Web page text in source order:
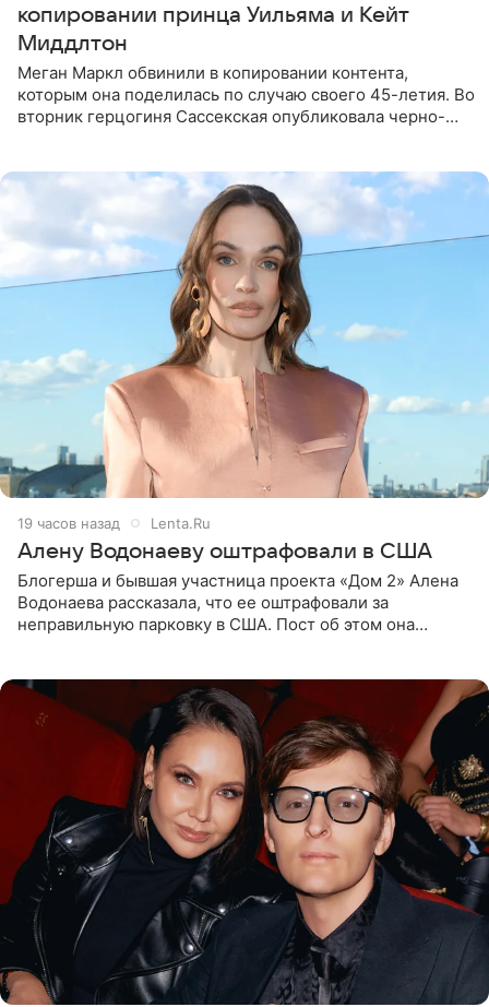
копировании принца Уильяма и Кейт
Миддлтон
Меган Маркл обвинили в копировании контента,
которым она поделилась по случаю своего 45-летия. Во
вторник герцогиня Сассекская опубликовала черно-
19 часов назад Lenta.Ru
Алену Водонаеву оштрафовали в США
Блогерша и бывшая участница проекта «Дом 2» Алена
Водонаева рассказала, что ее оштрафовали за
неправильную парковку в США. Пост об этом она